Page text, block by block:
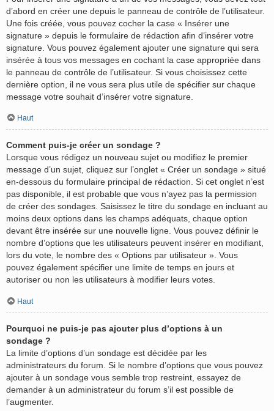
d’abord en créer une depuis le panneau de contrôle de l’utilisateur.
Une fois créée, vous pouvez cocher la case « Insérer une
signature » depuis le formulaire de rédaction afin d’insérer votre
signature. Vous pouvez également ajouter une signature qui sera
insérée à tous vos messages en cochant la case appropriée dans
le panneau de contrôle de l’utilisateur. Si vous choisissez cette
dernière option, il ne vous sera plus utile de spécifier sur chaque
message votre souhait d’insérer votre signature.
Haut
Comment puis-je créer un sondage ?
Lorsque vous rédigez un nouveau sujet ou modifiez le premier
message d’un sujet, cliquez sur l’onglet « Créer un sondage » situé
en-dessous du formulaire principal de rédaction. Si cet onglet n’est
pas disponible, il est probable que vous n’ayez pas la permission
de créer des sondages. Saisissez le titre du sondage en incluant au
moins deux options dans les champs adéquats, chaque option
devant être insérée sur une nouvelle ligne. Vous pouvez définir le
nombre d’options que les utilisateurs peuvent insérer en modifiant,
lors du vote, le nombre des « Options par utilisateur ». Vous
pouvez également spécifier une limite de temps en jours et
autoriser ou non les utilisateurs à modifier leurs votes.
Haut
Pourquoi ne puis-je pas ajouter plus d’options à un
sondage ?
La limite d’options d’un sondage est décidée par les
administrateurs du forum. Si le nombre d’options que vous pouvez
ajouter à un sondage vous semble trop restreint, essayez de
demander à un administrateur du forum s’il est possible de
l’augmenter.